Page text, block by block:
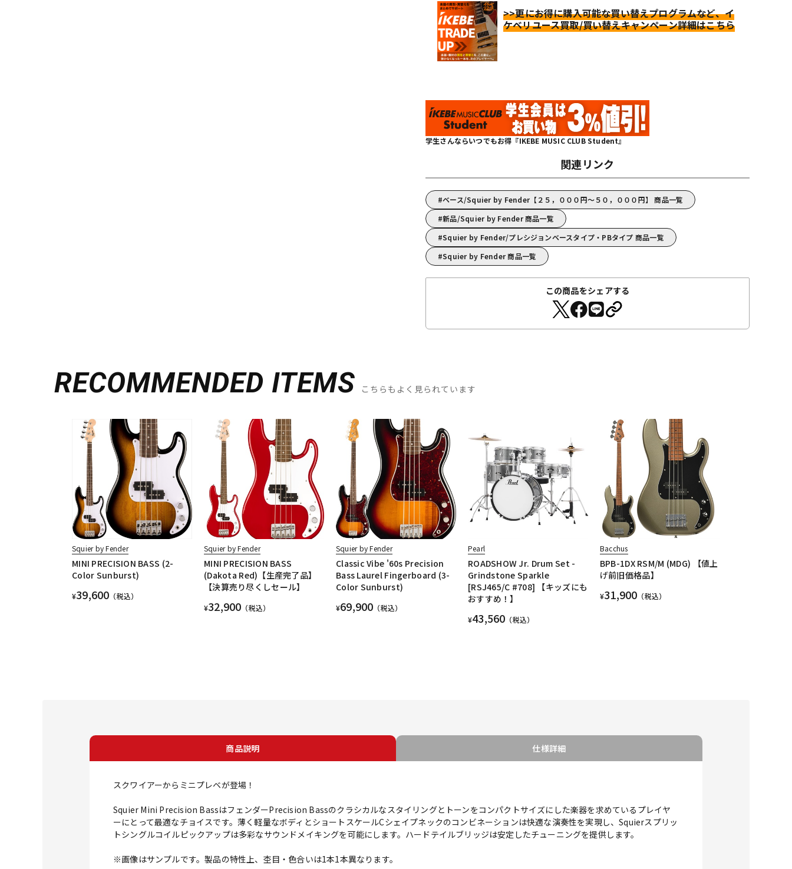
>>更にお得に購入可能な買い替えプログラムなど、イ
ケベリユース買取/買い替えキャンペーン詳細はこちら
学生さんならいつでもお得『IKEBE MUSIC CLUB Student』
関連リンク
ベース/Squier by Fender【２５，０００円～５０，０００円】 商品一覧
新品/Squier by Fender 商品一覧
Squier by Fender/プレシジョンベースタイプ・PBタイプ 商品一覧
Squier by Fender 商品一覧
この商品をシェアする
RECOMMENDED ITEMS こちらもよく見られています
Squier by Fender
MINI PRECISION BASS (2-
Color Sunburst)
¥39,600 （税込）
Squier by Fender
MINI PRECISION BASS
(Dakota Red)【生産完了品】
【決算売り尽くしセール】
¥32,900 （税込）
Squier by Fender
Classic Vibe '60s Precision
Bass Laurel Fingerboard (3-
Color Sunburst)
¥69,900 （税込）
Pearl
ROADSHOW Jr. Drum Set -
Grindstone Sparkle
[RSJ465/C #708] 【キッズにも
おすすめ！】
¥43,560 （税込）
Bacchus
BPB-1DX RSM/M (MDG) 【値上
げ前旧価格品】
¥31,900 （税込）
商品説明 仕様詳細
スクワイアーからミニプレベが登場！
Squier Mini Precision BassはフェンダーPrecision Bassのクラシカルなスタイリングとトーンをコンパクトサイズにした楽器を求めているプレイヤ
ーにとって最適なチョイスです。薄く軽量なボディとショートスケールCシェイプネックのコンビネーションは快適な演奏性を実現し、Squierスプリッ
トシングルコイルピックアップは多彩なサウンドメイキングを可能にします。ハードテイルブリッジは安定したチューニングを提供します。
※画像はサンプルです。製品の特性上、杢目・色合いは1本1本異なります。